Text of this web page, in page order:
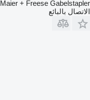
Maier + Freese Gabelstapler
الاتصال بالبائع